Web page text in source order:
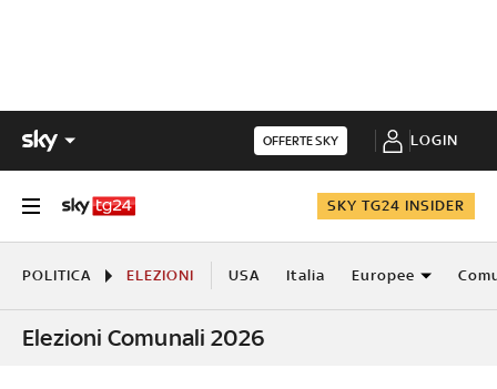
OFFERTE SKY LOGIN
SKY TG24 INSIDER
POLITICA ELEZIONI USA Italia Europee
Elezioni Comunali 2026